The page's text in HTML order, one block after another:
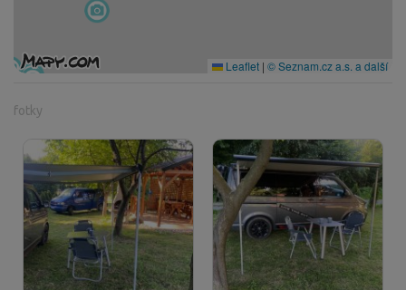
Leaflet | © Seznam.cz a.s. a další
fotky